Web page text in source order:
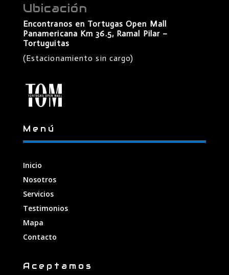
Ubicación
Encontranos en Tortugas Open Mall
Panamericana Km 36.5, Ramal Pilar –
Tortuguitas
(Estacionamiento sin cargo)
Menú
Inicio
Nosotros
Servicios
Testimonios
Mapa
Contacto
Aceptamos